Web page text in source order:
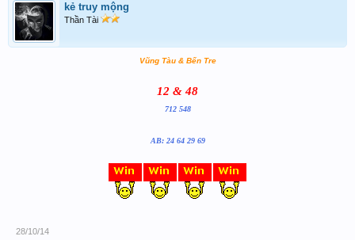
kẻ truy mộng
Thần Tài
Vũng Tàu & Bến Tre
12 & 48
712 548
AB: 24 64 29 69
28/10/14